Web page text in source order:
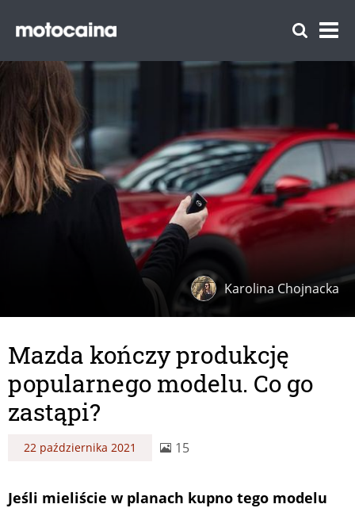
Karolina Chojnacka
Mazda kończy produkcję
popularnego modelu. Co go
zastąpi?
22 października 2021 15
Jeśli mieliście w planach kupno tego modelu